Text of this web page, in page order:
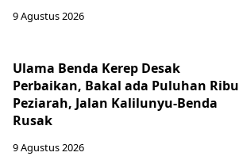
9 Agustus 2026
Ulama Benda Kerep Desak
Perbaikan, Bakal ada Puluhan Ribu
Peziarah, Jalan Kalilunyu-Benda
Rusak
9 Agustus 2026